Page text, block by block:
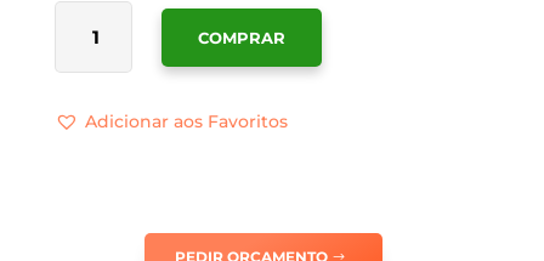
QUANTIDADE
TR066
COMPRAR
Adicionar aos Favoritos
PEDIR ORÇAMENTO